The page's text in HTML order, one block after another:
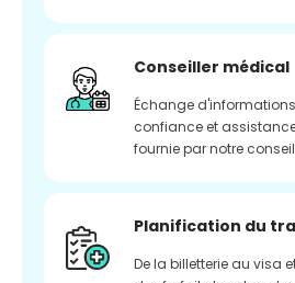
Conseiller médical
Échange
confiance et
fournie par notre
Planification du
De la billetterie au visa